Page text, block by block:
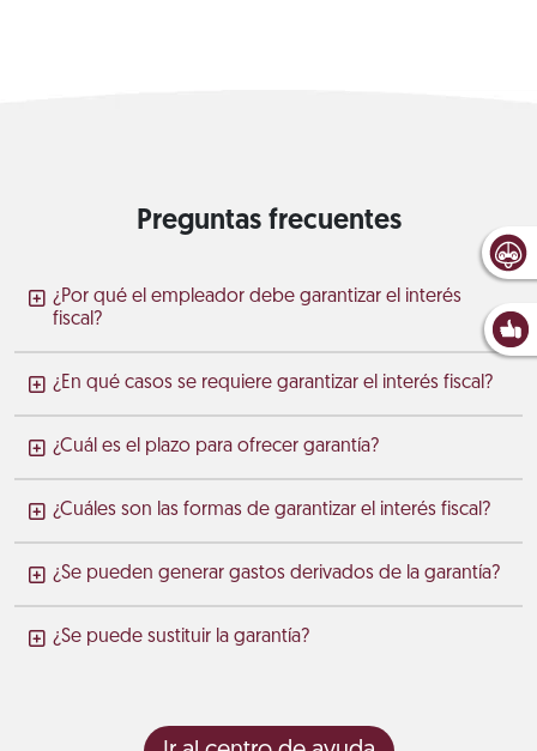
Preguntas frecuentes
¿Por qué el empleador debe garantizar el interés
fiscal?
¿En qué casos se requiere garantizar el interés fiscal?
¿Cuál es el plazo para ofrecer garantía?
¿Cuáles son las formas de garantizar el interés fiscal?
¿Se pueden generar gastos derivados de la garantía?
¿Se puede sustituir la garantía?